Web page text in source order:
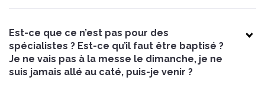
Est-ce que ce n’est pas pour des
spécialistes ? Est-ce qu’il faut être baptisé ?
Je ne vais pas à la messe le dimanche, je ne
suis jamais allé au caté, puis-je venir ?